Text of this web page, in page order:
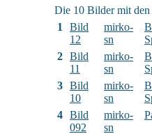
Die 10 Bilder mit den
1
Bild
12
mirko-
sn
2 Bild
11
mirko-
sn
3 Bild
10
mirko-
sn
4 Bild
092
mirko-
sn